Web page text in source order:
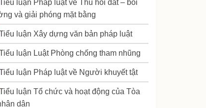
Tiểu luận Pháp luật về Thu hồi đất – bồi
và giải phóng mặt bằng
luận Xây dựng văn bản pháp luật
luận Luật Phòng chống tham nhũng
luận Pháp luật về Người khuyết tật
luận Tổ chức và hoạt động của Tòa
dân